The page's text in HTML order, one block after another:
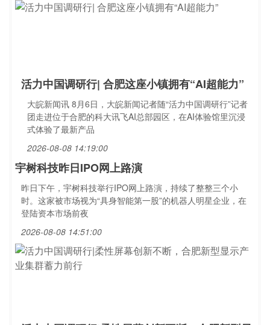
活力中国调研行| 合肥这座小镇拥有“AI超能力”
大皖新闻讯 8月6日，大皖新闻记者随“活力中国调研行”记者
团走进位于合肥的科大讯飞AI总部园区，在AI体验馆里沉浸
式体验了最新产品
2026-08-08 14:19:00
宇树科技昨日IPO网上路演
昨日下午，宇树科技举行IPO网上路演，持续了整整三个小
时。这家被市场视为“具身智能第一股”的机器人明星企业，在
登陆资本市场前夜
2026-08-08 14:51:00